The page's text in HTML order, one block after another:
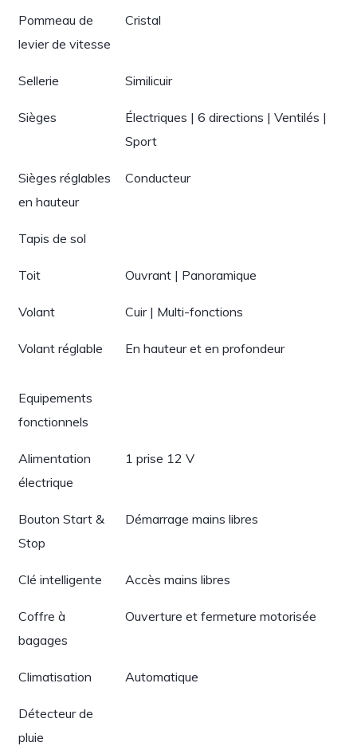
Pommeau de
levier de vitesse
Cristal
Sellerie Similicuir
Sièges
Électriques | 6 directions | Ventilés |
Sport
Sièges réglables
en hauteur
Conducteur
Tapis de sol
Toit Ouvrant | Panoramique
Volant Cuir | Multi-fonctions
Volant réglable En hauteur et en profondeur
Equipements
fonctionnels
Alimentation
électrique
1 prise 12 V
Bouton Start &
Stop
Démarrage mains libres
Clé intelligente Accès mains libres
Coffre à
bagages
Ouverture et fermeture motorisée
Climatisation Automatique
Détecteur de
pluie